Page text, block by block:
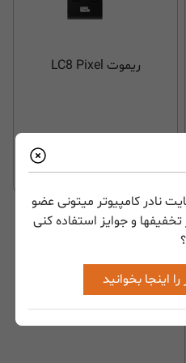
نادر کامپیوتر میتونی عضو
و جوایز استفاده کنی
؟
اینجا بخوانید
ریموت LC8 Pixel